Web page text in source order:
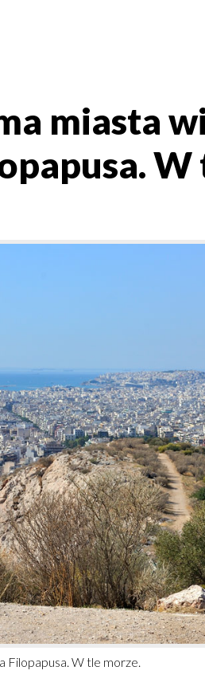
miasta
W
Filopapusa. W tle morze.